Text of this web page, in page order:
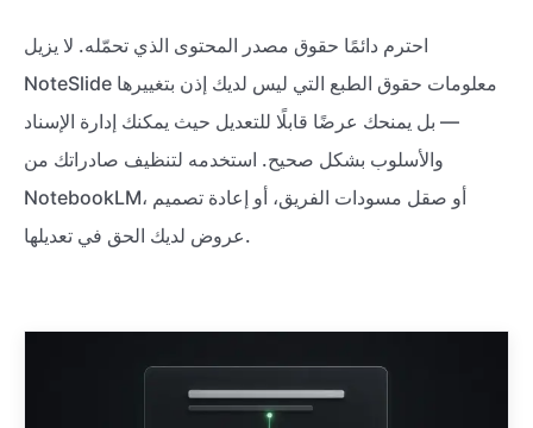
احترم دائمًا حقوق مصدر المحتوى الذي تحمّله. لا يزيل
NoteSlide معلومات حقوق الطبع التي ليس لديك إذن بتغييرها
— بل يمنحك عرضًا قابلًا للتعديل حيث يمكنك إدارة الإسناد
والأسلوب بشكل صحيح. استخدمه لتنظيف صادراتك من
NotebookLM، أو صقل مسودات الفريق، أو إعادة تصميم
عروض لديك الحق في تعديلها.